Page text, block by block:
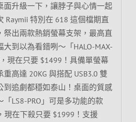
面升級一下，讓脖子與心情一起
Raymii 特別在 618 這個檔期直
祭出兩款熱銷螢幕支架，最高直
到以為看錯咧～「HALO-MAX-
現在只要 $1499！具備單螢幕
高達 20KG 與搭配 USB3.0 雙
到追劇都穩如泰山！桌面的質感
LS8-PRO」可是多功能的款
現在下殺只要 $1999！支援